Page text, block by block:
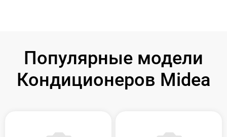
Популярные модели
Кондиционеров Midea